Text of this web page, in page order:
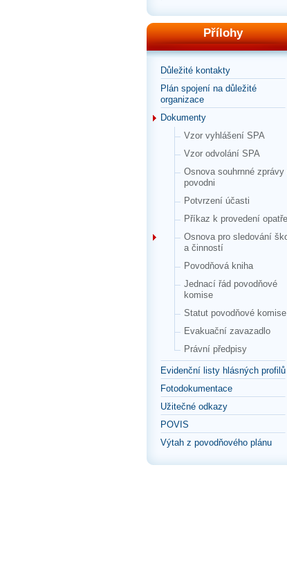
Přílohy
Důležité kontakty
Plán spojení na důležité
organizace
Dokumenty
Vzor vyhlášení SPA
Vzor odvolání SPA
Osnova souhrnné zprávy
povodni
Potvrzení účasti
Příkaz k provedení
Osnova pro sledování
a činností
Povodňová kniha
Jednací řád povodňové
komise
Statut povodňové komise
Evakuační zavazadlo
Právní předpisy
Evidenční listy hlásných profilů
Fotodokumentace
Užitečné odkazy
POVIS
Výtah z povodňového plánu